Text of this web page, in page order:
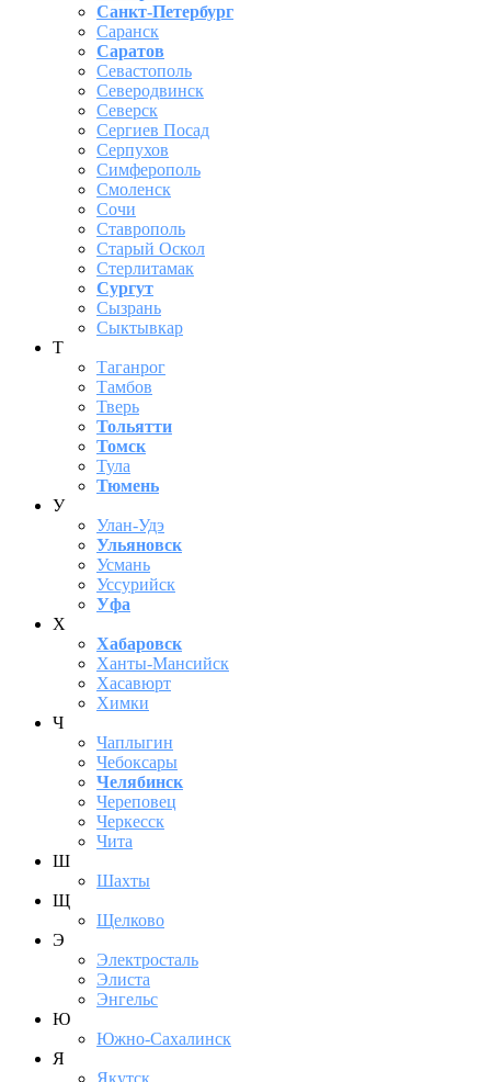
Санкт-Петербург
Саранск
Саратов
Севастополь
Северодвинск
Северск
Сергиев Посад
Серпухов
Симферополь
Смоленск
Сочи
Ставрополь
Старый Оскол
Стерлитамак
Сургут
Сызрань
Сыктывкар
Т
Таганрог
Тамбов
Тверь
Тольятти
Томск
Тула
Тюмень
У
Улан-Удэ
Ульяновск
Усмань
Уссурийск
Уфа
Х
Хабаровск
Ханты-Мансийск
Хасавюрт
Химки
Ч
Чаплыгин
Чебоксары
Челябинск
Череповец
Черкесск
Чита
Ш
Шахты
Щ
Щелково
Э
Электросталь
Элиста
Энгельс
Ю
Южно-Сахалинск
Я
Якутск